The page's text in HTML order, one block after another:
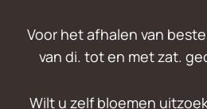
Voor het afhalen van
van di. tot en met zat.
Wilt u zelf bloemen